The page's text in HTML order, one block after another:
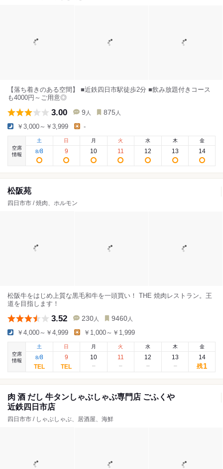
【落ち着きのある空間】 ■近鉄四日市駅徒歩2分 ■飲み放題付きコース
も4000円～ご用意◎
3.00 9 人 875 人
￥3,000～￥3,999 -
空席
情報
土
8/8
日
9
月
10
火
11
水
12
木
13
金
14
松阪苑
四日市市 / 焼肉、ホルモン
松阪牛をはじめ上質な黒毛和牛を一頭買い！ THE 焼肉レストラン。王
道を目指します！
3.52 230 人 9460 人
￥4,000～￥4,999 ￥1,000～￥1,999
空席
情報
土
8/8
日
9
月
10
火
11
水
12
木
13
金
14
残1
肉 酒 だし 牛タンしゃぶしゃぶ専門店 ごふくや
近鉄四日市店
四日市市 / しゃぶしゃぶ、居酒屋、海鮮